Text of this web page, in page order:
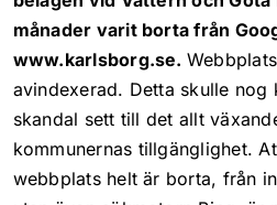
månader varit borta från
www.karlsborg.se.
avindexerad. Detta skulle nog
skandal sett till det allt
kommunernas tillgänglighet.
webbplats helt är borta, från